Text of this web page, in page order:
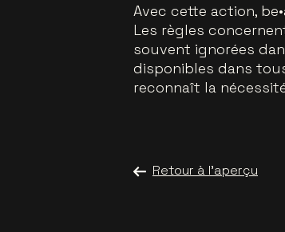
Avec cette action,
Les règles
souvent ignorées
disponibles dans
reconnaît la
Retour à l'aperçu